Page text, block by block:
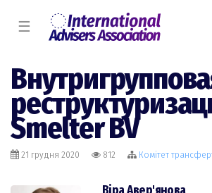
☰
Smelter BV
21 грудня 2020 812 Комiтет